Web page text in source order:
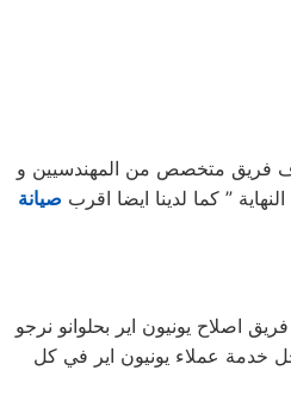
فريق متخصص من المهندسيين و
” كما لدينا ايضا اقرب صيانة
اصلاح يونيون اير بحلوانو نرجو
خدمة عملاء يونيون اير في كل